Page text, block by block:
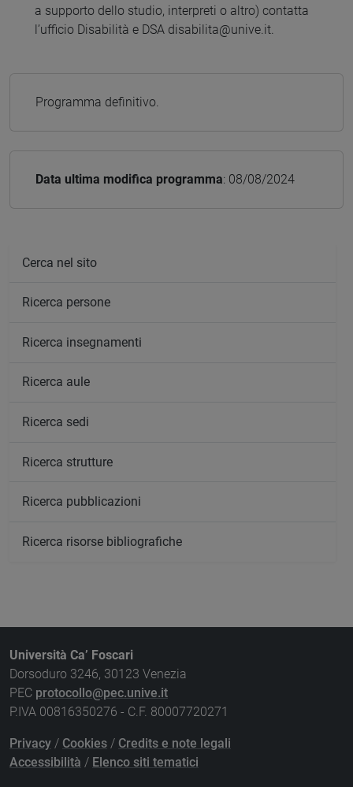
a supporto dello studio, interpreti o altro) contatta
l’ufficio Disabilità e DSA disabilita@unive.it.
Programma definitivo.
Data ultima modifica programma: 08/08/2024
Cerca nel sito
Ricerca persone
Ricerca insegnamenti
Ricerca aule
Ricerca sedi
Ricerca strutture
Ricerca pubblicazioni
Ricerca risorse bibliografiche
Università Ca’ Foscari
Dorsoduro 3246, 30123 Venezia
PEC protocollo@pec.unive.it
P.IVA 00816350276 - C.F. 80007720271
Privacy / Cookies / Credits e note legali
Accessibilità / Elenco siti tematici